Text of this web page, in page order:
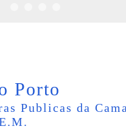
Porto
Publicas da